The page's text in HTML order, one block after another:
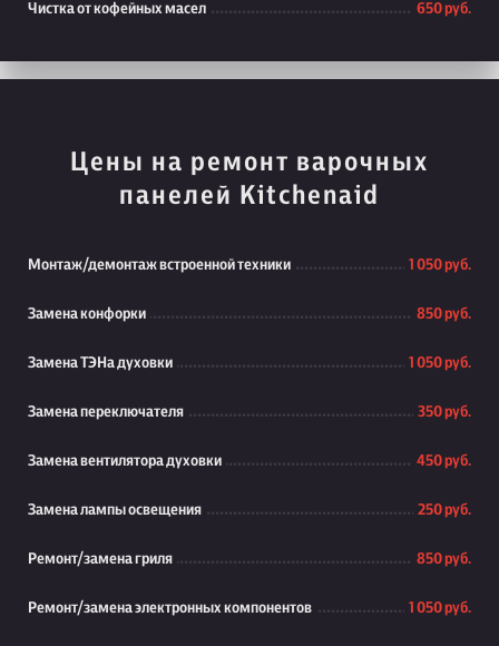
Чистка от кофейных масел 650 руб.
Цены на ремонт варочных
панелей Kitchenaid
Монтаж/демонтаж встроенной техники 1 050 руб.
Замена конфорки 850 руб.
Замена ТЭНа духовки 1 050 руб.
Замена переключателя 350 руб.
Замена вентилятора духовки 450 руб.
Замена лампы освещения 250 руб.
Ремонт/замена гриля 850 руб.
Ремонт/замена электронных компонентов 1 050 руб.